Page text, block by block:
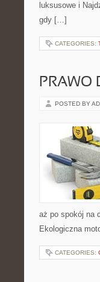
luksusowe i
gdy […]
CATEGORIES:
PRAWO
POSTED BY
aż po spokój na
Ekologiczna
CATEGORIES: